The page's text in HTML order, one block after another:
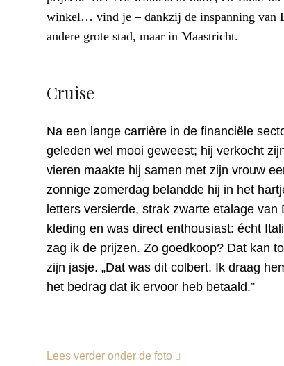
winkel… vind je – dankzij de inspanning van
andere grote stad, maar in Maastricht.
Cruise
Na een lange carrière in de financiële
geleden wel mooi geweest; hij verkocht
vieren maakte hij samen met zijn vrouw
zonnige zomerdag belandde hij in het
letters versierde, strak zwarte etalage
kleding en was direct enthousiast: écht
zag ik de prijzen. Zo goedkoop? Dat kan
zijn jasje. „Dat was dit colbert. Ik draag
het bedrag dat ik ervoor heb betaald.”
Lees verder onder de foto